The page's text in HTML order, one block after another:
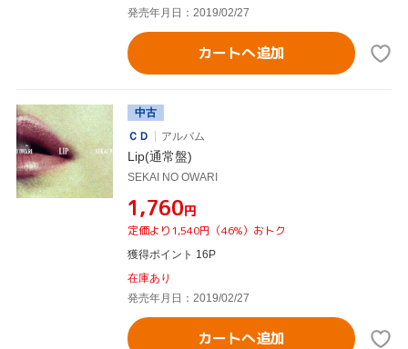
発売年月日：2019/02/27
カートへ追加
中古
ＣＤ
アルバム
Lip(通常盤)
SEKAI NO OWARI
¥1,760円
定価より1,540円（46%）おトク
獲得ポイント 16P
在庫あり
発売年月日：2019/02/27
カートへ追加